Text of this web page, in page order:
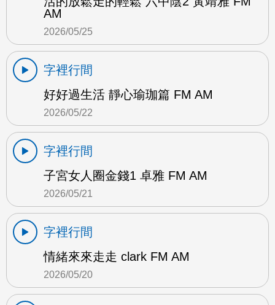
AM
2026/05/25
字裡行間
好好過生活 靜心瑜珈篇 FM AM
2026/05/22
字裡行間
子宮女人圈金錢1 卓雅 FM AM
2026/05/21
字裡行間
情緒來來走走 clark FM AM
2026/05/20